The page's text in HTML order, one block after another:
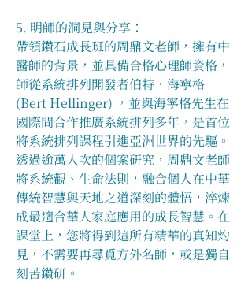
5. 明師的洞見與分享：
帶領鑽石成長班的周鼎文老師，擁有中
醫師的背景，並具備合格心理師資格，
師從系統排列開發者伯特．海寧格
(Bert Hellinger) ，並與海寧格先生在
國際間合作推廣系統排列多年，是首位
將系統排列課程引進亞洲世界的先驅。
透過逾萬人次的個案研究，周鼎文老師
將系統觀、生命法則，融合個人在中華
傳統智慧與天地之道深刻的體悟，淬煉
成最適合華人家庭應用的成長智慧。在
課堂上，您將得到這所有精華的真知灼
見，不需要再尋覓方外名師，或是獨自
刻苦鑽研。